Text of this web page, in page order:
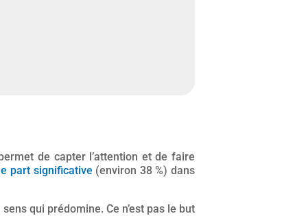
de capter l’attention et de faire
part significative (environ 38 %) dans
qui prédomine. Ce n’est pas le but